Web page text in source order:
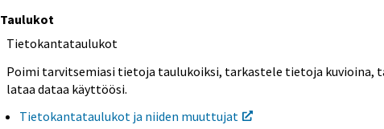
Taulukot
Tietokantataulukot
Poimi tarvitsemiasi tietoja taulukoiksi, tarkastele tietoja kuvioina,
lataa dataa käyttöösi.
Tietokantataulukot ja niiden muuttujat